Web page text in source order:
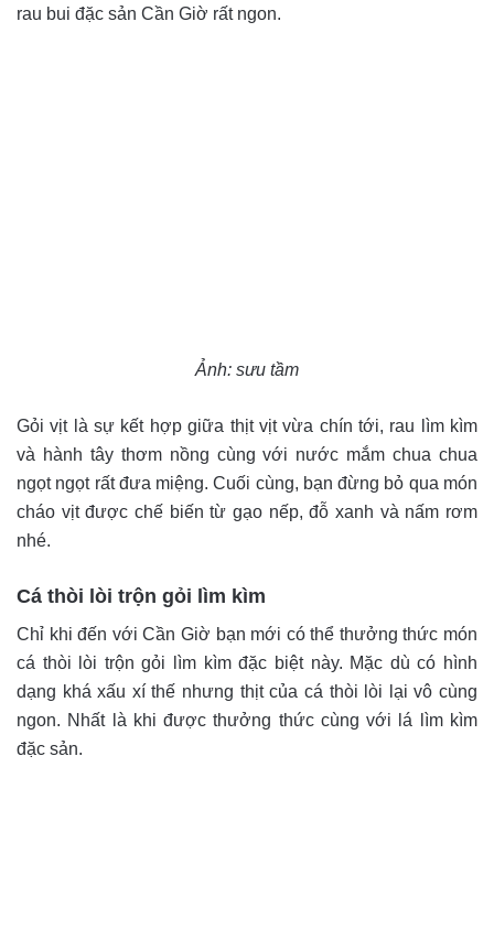
rau bui đặc sản Cần Giờ rất ngon.
Ảnh: sưu tầm
Gỏi vịt là sự kết hợp giữa thịt vịt vừa chín tới, rau lìm kìm
và hành tây thơm nồng cùng với nước mắm chua chua
ngọt ngọt rất đưa miệng. Cuối cùng, bạn đừng bỏ qua món
cháo vịt được chế biến từ gạo nếp, đỗ xanh và nấm rơm
nhé.
Cá thòi lòi trộn gỏi lìm kìm
Chỉ khi đến với Cần Giờ bạn mới có thể thưởng thức món
cá thòi lòi trộn gỏi lìm kìm đặc biệt này. Mặc dù có hình
dạng khá xấu xí thế nhưng thịt của cá thòi lòi lại vô cùng
ngon. Nhất là khi được thưởng thức cùng với lá lìm kìm
đặc sản.